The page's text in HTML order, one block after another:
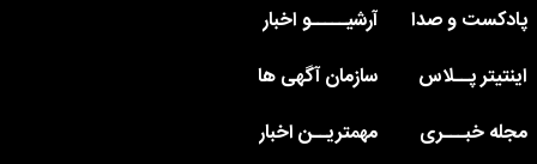
پادکست و صدا
آرشیـــــو اخبار
اینتیتر پــلاس
سازمان آگهی ها
مجله خبـــری
مهمتریــن اخبار